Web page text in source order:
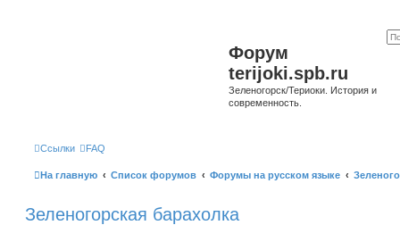
Форум
terijoki.spb.ru
Зеленогорск/Териоки. История и
современность.
Ссылки FAQ
На главную Список форумов Форумы на русском языке
Зеленогорская барахолка